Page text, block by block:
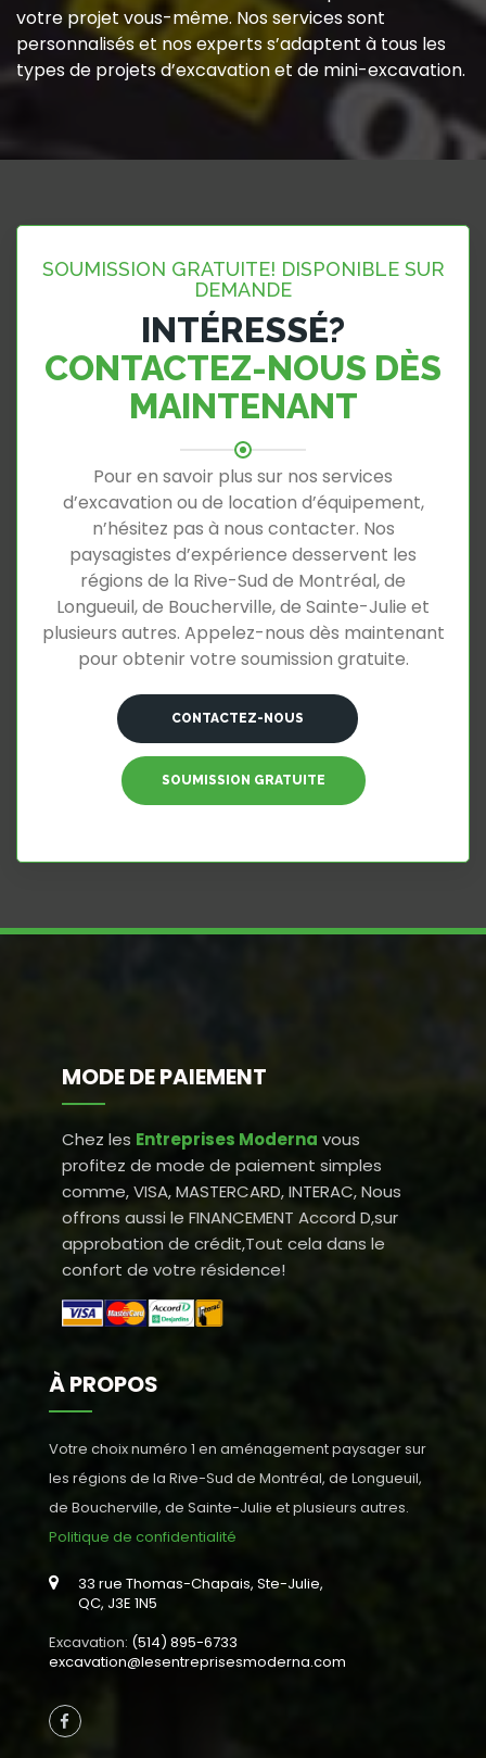
votre projet vous-même. Nos services sont
personnalisés et nos experts s’adaptent à tous les
types de projets d’excavation et de mini-excavation.
SOUMISSION GRATUITE! DISPONIBLE SUR
DEMANDE
INTÉRESSÉ?
CONTACTEZ-NOUS DÈS
MAINTENANT
Pour en savoir plus sur nos services
d’excavation ou de location d’équipement,
n’hésitez pas à nous contacter. Nos
paysagistes d’expérience desservent les
régions de la Rive-Sud de Montréal, de
Longueuil, de Boucherville, de Sainte-Julie et
plusieurs autres. Appelez-nous dès maintenant
pour obtenir votre soumission gratuite.
CONTACTEZ-NOUS
SOUMISSION GRATUITE
MODE DE PAIEMENT
Chez les Entreprises Moderna vous
profitez de mode de paiement simples
comme, VISA, MASTERCARD, INTERAC, Nous
offrons aussi le FINANCEMENT Accord D,sur
approbation de crédit,Tout cela dans le
confort de votre résidence!
À PROPOS
Votre choix numéro 1 en aménagement paysager sur
les régions de la Rive-Sud de Montréal, de Longueuil,
de Boucherville, de Sainte-Julie et plusieurs autres.
Politique de confidentialité
33 rue Thomas-Chapais, Ste-Julie,
QC, J3E 1N5
Excavation: (514) 895-6733
excavation@lesentreprisesmoderna.com